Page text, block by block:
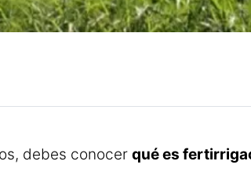
debes conocer qué es